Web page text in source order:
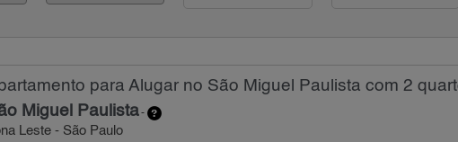
para Alugar no São Miguel Paulista com 2
Miguel Paulista-
Leste - São Paulo